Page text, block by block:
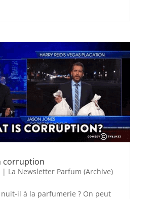
corruption
| La Newsletter Parfum (Archive)
nuit-il à la parfumerie ? On peut